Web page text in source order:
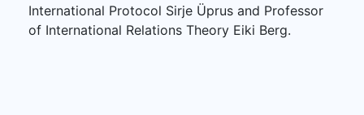
International Protocol Sirje Üprus and Professor
of International Relations Theory Eiki Berg.